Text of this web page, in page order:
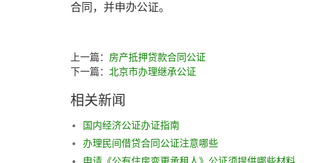
合同，并申办公证。
上一篇： 房产抵押贷款合同公证
下一篇： 北京市办理继承公证
相关新闻
国内经济公证办证指南
办理民间借贷合同公证注意哪些